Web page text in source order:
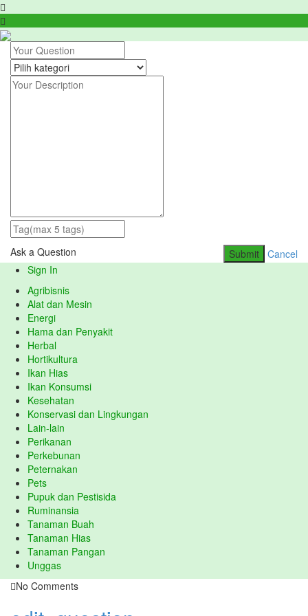
Ask a Question Submit
Cancel
Sign In
Agribisnis
Alat dan Mesin
Energi
Hama dan Penyakit
Herbal
Hortikultura
Ikan Hias
Ikan Konsumsi
Kesehatan
Konservasi dan Lingkungan
Lain-lain
Perikanan
Perkebunan
Peternakan
Pets
Pupuk dan Pestisida
Ruminansia
Tanaman Buah
Tanaman Hias
Tanaman Pangan
Unggas
No Comments